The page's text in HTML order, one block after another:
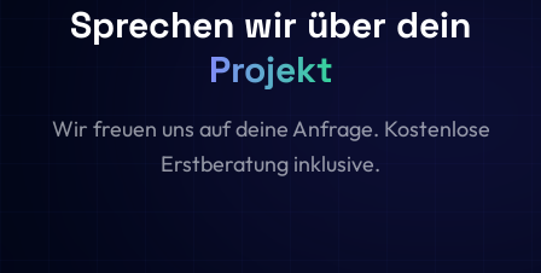
Sprechen wir über dein
Projekt
Wir freuen uns auf deine Anfrage. Kostenlose
Erstberatung inklusive.